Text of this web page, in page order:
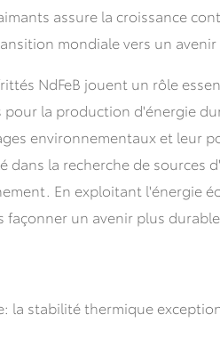
assure la croissance
mondiale vers un
NdFeB jouent un rôle
la production d'énergie
environnementaux et leur
dans la recherche de sources
En exploitant l'énergie
façonner un avenir plus
la stabilité thermique